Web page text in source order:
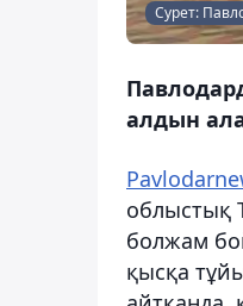
Сурет:
алдын
облыстық
болжам
қысқа